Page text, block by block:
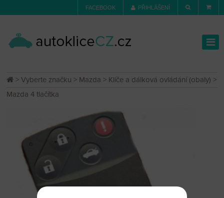
FACEBOOK PŘIHLÁŠENÍ
>Vyberte značku > Mazda > Klíče a dálková ovládání (obaly) >
Mazda 4 tlačítka